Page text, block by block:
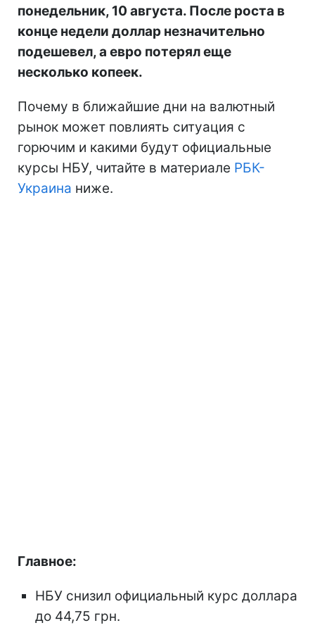
понедельник, 10 августа. После роста в
конце недели доллар незначительно
подешевел, а евро потерял еще
несколько копеек.
Почему в ближайшие дни на валютный
рынок может повлиять ситуация с
горючим и какими будут официальные
курсы НБУ, читайте в материале РБК-
Украина ниже.
Главное:
НБУ снизил официальный курс доллара
до 44,75 грн.